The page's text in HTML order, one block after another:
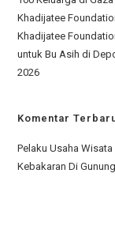
Khadijatee
Khadijatee
untuk Bu Asih di
2026
Komentar
Pelaku Usaha
Kebakaran Di